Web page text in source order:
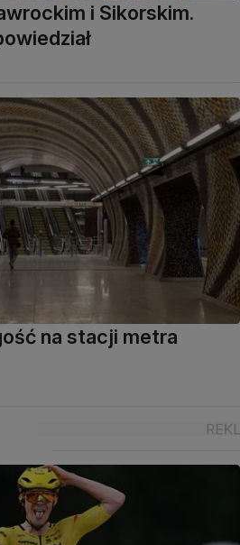
i Sikorskim.
na stacji metra